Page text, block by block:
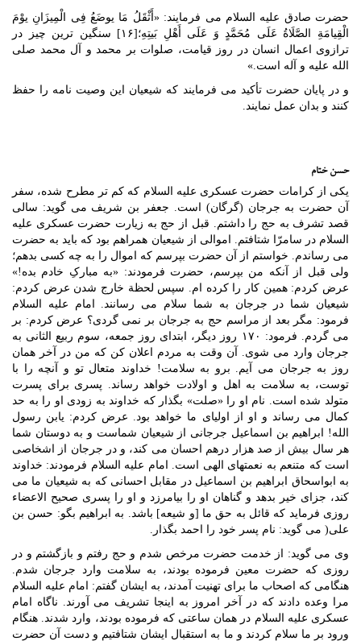
حضرت صادق علیه السلام می فرمایند: «أَثْقَلُ مَا یوضَعُ فِی الْمِیزَانِ یوْمَ
الْقِیامَةِ الصَّلَاةُ عَلَی مُحَمَّدٍ وَ عَلَی أَهْلِ بَیتِهِ؛[۱۶] سنگین ترین چیز در
ترازوی اعمال انسان در روز قیامت، صلوات بر محمد و آل محمد صلی
الله علیه و آله است.»
و در پایان حضرت تأکید می فرمایند که شیعیان این وصیت نامه را حفظ
کنند و بدان عمل نمایند.
حسن ختام
یکی از کرامات حضرت عسکری علیه السلام که کم تر مطرح شده، سفر
آن حضرت به جرجان (گرگان) است. جعفر بن شریف می گوید: سالی
قصد تشرف به حج را داشتم. قبل از حج به زیارت حضرت عسکری علیه
السلام در سامرّا شتافتم. اموالی از شیعیان همراهم بود که باید به حضرت
می رساندم. خواستم از آن حضرت بپرسم که اموال را به چه کسی بدهم؛
ولی قبل از آنکه من بپرسم، حضرت فرمودند: «به مبارکِ خادم بده!»
عرض کردم: همین کار را کرده ام. سپس لحظة خارج شدن عرض کردم:
شیعیان شما در جرجان به شما سلام می رسانند. امام علیه السلام
فرمود: مگر بعد از مراسم حج به جرجان بر نمی گردی؟ عرض کردم: بر
می گردم. فرمود: ۱۷۰ روز دیگر، ابتدای روز جمعه، سوم ربیع الثانی به
جرجان وارد می شوی. آن وقت به مردم اعلان کن که من در آخر همان
روز به جرجان می آیم. برو به سلامت! خداوند متعال تو و آنچه را با
توست، به سلامت به اهل و اولادت خواهد رساند. پسری برای پسرت
متولد شده است. نام او را «صلت» بگذار که خداوند به زودی او را به حد
کمال می رساند و او از اولیای ما خواهد بود. عرض کردم: یابن رسول
الله! ابراهیم بن اسماعیل جرجانی از شیعیان شماست و به دوستان شما
هر سال بیش از صد هزار درهم احسان می کند، و در جرجان از اشخاصی
است که متنعم به نعمتهای الهی است. امام علیه السلام فرمودند: خداوند
به ابواسحاق ابراهیم بن اسماعیل در مقابل احسانی که به شیعیان ما می
کند، جزای خیر بدهد و گناهان او را بیامرزد و او را پسری صحیح الاعضاء
روزی فرماید که قائل به حق ما [و شیعه] باشد. به ابراهیم بگو: حسن بن
علی( می گوید: نام پسر خود را احمد بگذار.
وی می گوید: از خدمت حضرت مرخص شدم و حج رفتم و بازگشتم و در
روزی که حضرت معین فرموده بودند، به سلامت وارد جرجان شدم.
هنگامی که اصحاب ما برای تهنیت آمدند، به ایشان گفتم: امام علیه السلام
مرا وعده دادند که در آخر امروز به اینجا تشریف می آورند. ناگاه امام
عسکری علیه السلام در همان ساعتی که فرموده بودند، وارد شدند. هنگام
ورود بر ما سلام کردند و ما به استقبال ایشان شتافتیم و دست آن حضرت